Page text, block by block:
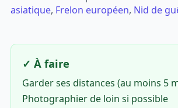
asiatique, Frelon européen, Nid de
✓ À faire
Garder ses distances (au moins 5
Photographier de loin si possible